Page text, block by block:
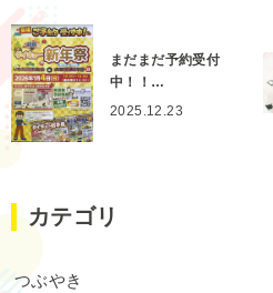
まだまだ予約受付
中！！…
2025.12.23
カテゴリ
つぶやき